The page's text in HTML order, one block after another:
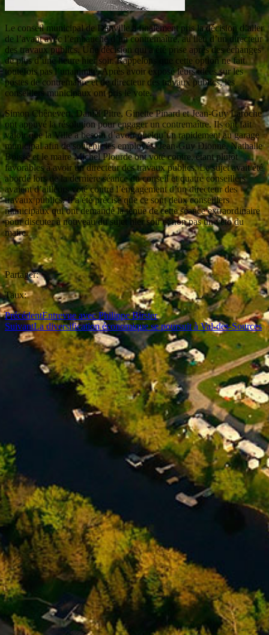
Le conseil municipal de Danville a finalement pris la décision d’aller
de l’avant avec l’embauche d’un contremaître, au lieu d’un directeur
des travaux publics. Une décision qui a été prise après des échanges
de plus d’une heure hier soir. Rappelons que cette option ne fait
toutefois pas l’unanimité. Après avoir exposé leurs idées sur les
postes de contremaître et de directeur des travaux publics, les
conseillers municipaux ont pris le vote.
Simon Chênevert, Daniel Pitre, Ginette Pinard et Jean-Guy Laroche
ont appuyé la résolution pour engager un contremaître. Ils ont fait
valoir que la Ville a besoin d’avoir quelqu’un rapidement au garage
municipal afin de soutenir les employés. Jean-Guy Dionne, Nathalie
Boissé et le maire Michel Plourde ont voté contre, étant plutôt
favorables à avoir un directeur des travaux publics. Le sujet avait été
abordé lors de la dernière séance du conseil et quatre conseillers
avaient d’ailleurs voté contre l’engagement d’un directeur des
travaux publics. Il a été précisé que ce sont deux conseillers
municipaux qui ont demandé la tenue de cette séance extraordinaire
pour discuter à nouveau du sujet hier soir et non pas un veto du
maire.
Partager:
Taux:
PrécédentEntrevue avec Philippe Birster
SuivantLa diversification économique se poursuit à Val-des-Sources